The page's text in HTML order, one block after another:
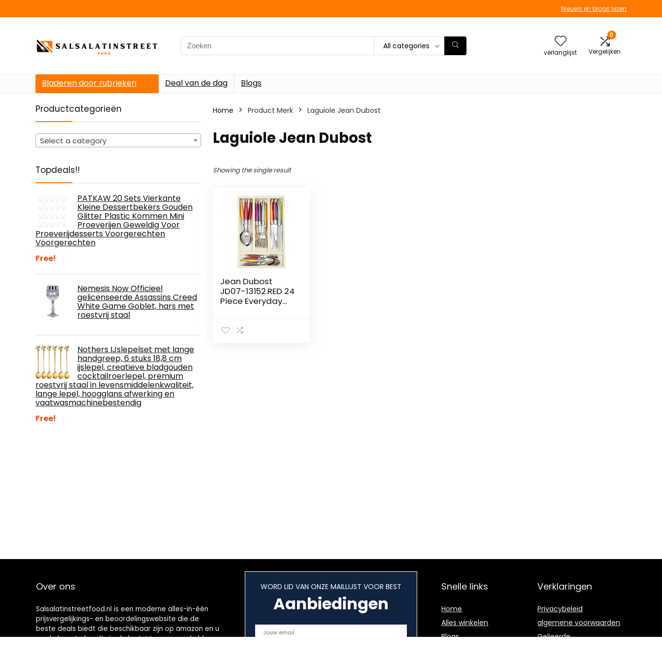
Nieuws en blogs lezen
Search
for:
All categories
verlanglijst
0
Vergelijken
Bladeren door rubrieken Deal van de dag Blogs
Productcategorieën
Select a category
Topdeals!!
PATKAW 20 Sets Vierkante
Kleine Dessertbekers Gouden
Glitter Plastic Kommen Mini
Proeverijen Geweldig Voor
Proeverijdesserts Voorgerechten
Voorgerechten
Free!
Nemesis Now Officieel
gelicenseerde Assassins Creed
White Game Goblet, hars met
roestvrij staal
Nothers IJslepelset met lange
handgreep, 6 stuks 18,8 cm
ijslepel, creatieve bladgouden
cocktailroerlepel, premium
roestvrij staal in levensmiddelenkwaliteit,
lange lepel, hoogglans afwerking en
vaatwasmachinebestendig
Free!
Home Product Merk ‎Laguiole Jean Dubost
‎Laguiole Jean Dubost
Showing the single result
Jean Dubost
JD07-13152.RED 24
Piece Everyday
meerkleurig
Over ons
Salsalatinstreetfood.nl is een moderne alles-in-één
prijsvergelijkings- en beoordelingswebsite die de
beste deals biedt die beschikbaar zijn op amazon en u
op de hoogte houdt via de laatst toegevoegde blogs.
WORD LID VAN ONZE MAILLIJST VOOR BEST
Aanbiedingen
Snelle links
Home
Alles winkelen
Blogs
Verklaringen
Privacybeleid
algemene voorwaarden
Gelieerde